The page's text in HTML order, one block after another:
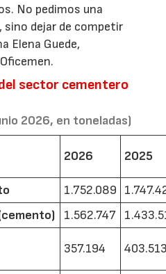
No pedimos una
dejar de competir
Elena Guede,
sector cementero
2026, en toneladas)
2026 2025
1.752.089
1.562.747
357.194